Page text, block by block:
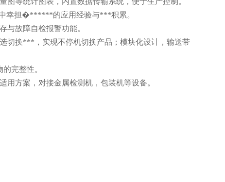
幸担�******的应用经验与***积累。
与故障自检报警功能。
切换***，实现不停机切换产品；模块化设计，输送带
完整性。
方案，对接金属检测机，包装机等设备。